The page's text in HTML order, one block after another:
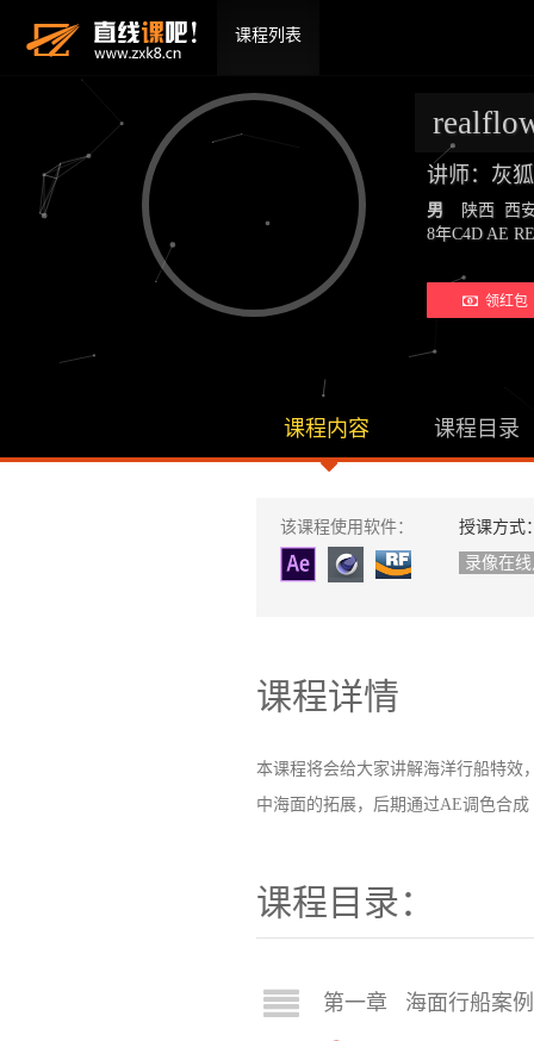
课程列表
讲师：灰
男
陕西 西
8年C4D AE
领红包
课程内容 课程目录
该课程使用软件：
授课方式
录像在
课程详情
本课程将会给大家讲解海洋行船特效
中海面的拓展，后期通过AE调色合成
课程目录：
第一章 海面行船案